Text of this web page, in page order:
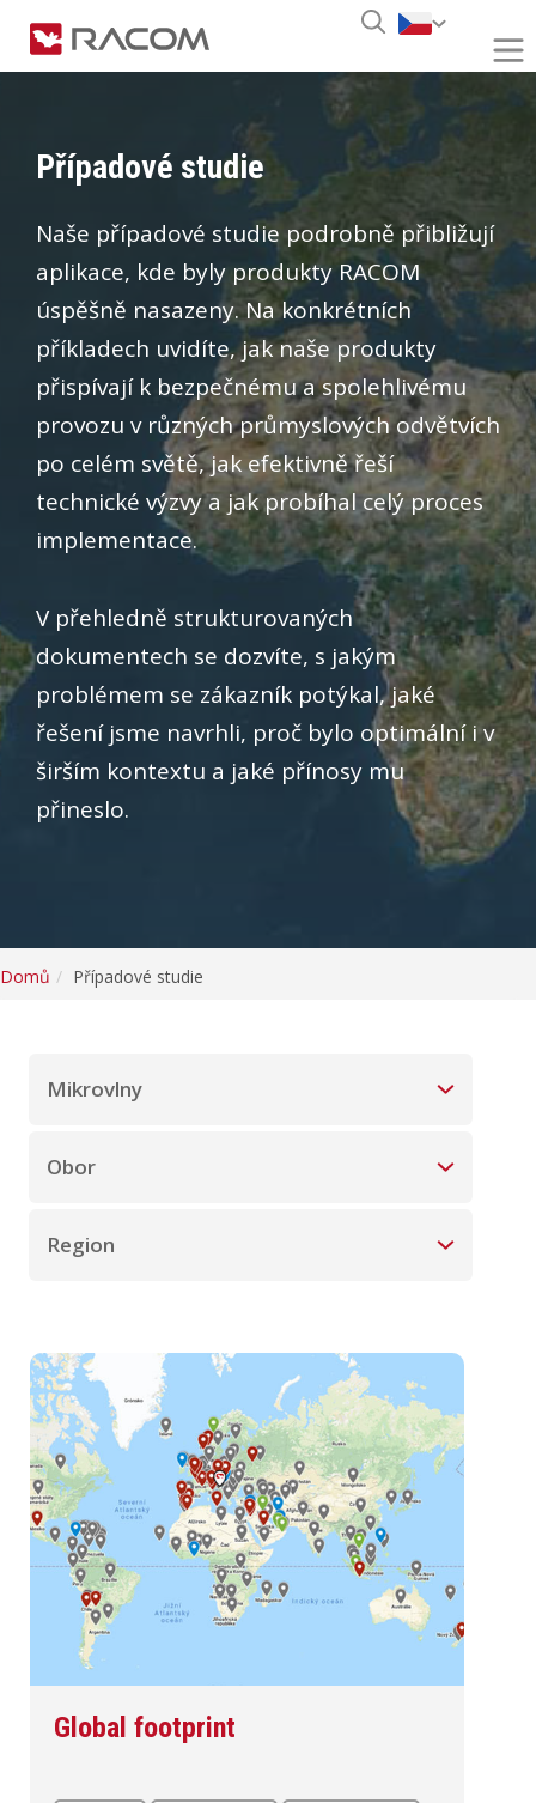
Případové studie
Naše případové studie podrobně přibližují
aplikace, kde byly produkty RACOM
úspěšně nasazeny. Na konkrétních
příkladech uvidíte, jak naše produkty
přispívají k bezpečnému a spolehlivému
provozu v různých průmyslových odvětvích
po celém světě, jak efektivně řeší
technické výzvy a jak probíhal celý proces
implementace.
V přehledně strukturovaných
dokumentech se dozvíte, s jakým
problémem se zákazník potýkal, jaké
řešení jsme navrhli, proč bylo optimální i v
širším kontextu a jaké přínosy mu
přineslo.
Domů Případové studie
Global footprint